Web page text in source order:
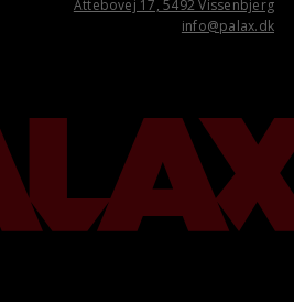
Attebovej 17, 5492 Vissenbjerg
info@palax.dk